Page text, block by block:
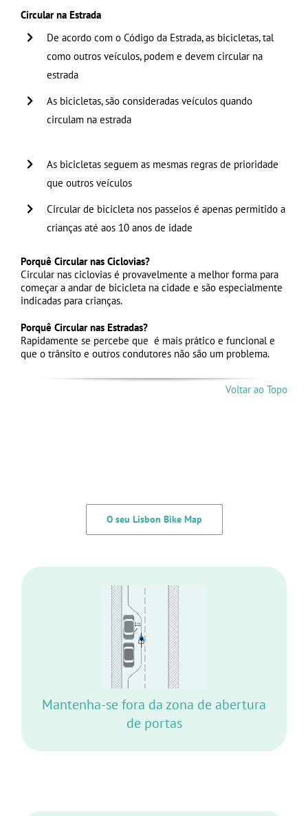
Circular na Estrada
De acordo com o Código da Estrada, as bicicletas, tal
como outros veículos, podem e devem circular na
estrada
As bicicletas, são consideradas veículos quando
circulam na estrada
As bicicletas seguem as mesmas regras de prioridade
que outros veículos
Circular de bicicleta nos passeios é apenas permitido a
crianças até aos 10 anos de idade
Porquê Circular nas Ciclovias?
Circular nas ciclovias é provavelmente a melhor forma para
começar a andar de bicicleta na cidade e são especialmente
indicadas para crianças.
Porquê Circular nas Estradas?
Rapidamente se percebe que é mais prático e funcional e
que o trânsito e outros condutores não são um problema.
Voltar ao Topo
O seu Lisbon Bike Map
Mantenha-se fora da zona de abertura
de portas
PODERÁ SER INESPERADAMENTE ATINGIDO
POR UMA PORTA A ABRIR!